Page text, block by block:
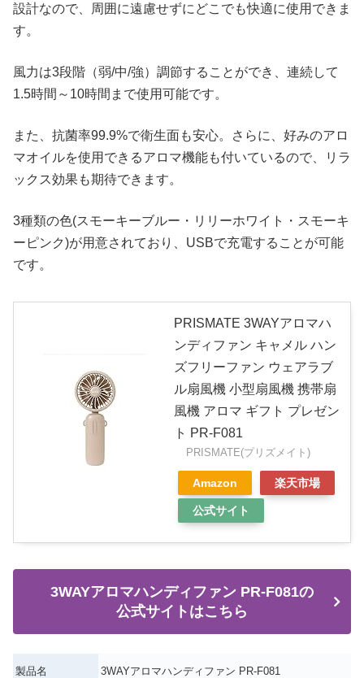
設計なので、周囲に遠慮せずにどこでも快適に使用できま
す。
風力は3段階（弱/中/強）調節することができ、連続して
1.5時間～10時間まで使用可能です。
また、抗菌率99.9%で衛生面も安心。さらに、好みのアロ
マオイルを使用できるアロマ機能も付いているので、リラ
ックス効果も期待できます。
3種類の色(スモーキーブルー・リリーホワイト・スモーキ
ーピンク)が用意されており、USBで充電することが可能
です。
PRISMATE 3WAYアロマハ
ンディファン キャメル ハン
ズフリーファン ウェアラブ
ル扇風機 小型扇風機 携帯扇
風機 アロマ ギフト プレゼン
ト PR-F081
PRISMATE(プリズメイト)
Amazon 楽天市場
公式サイト
3WAYアロマハンディファン PR-F081の
公式サイトはこちら
製品名 3WAYアロマハンディファン PR-F081